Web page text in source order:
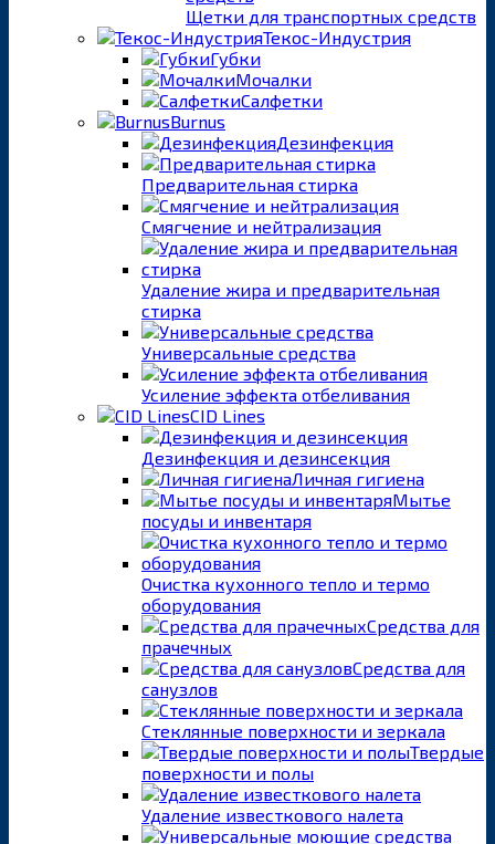
Щетки для транспортных средств
Текос-Индустрия
Губки
Мочалки
Салфетки
Burnus
Дезинфекция
Предварительная стирка
Смягчение и нейтрализация
Удаление жира и предварительная
стирка
Универсальные средства
Усиление эффекта отбеливания
CID Lines
Дезинфекция и дезинсекция
Личная гигиена
Мытье
посуды и инвентаря
Очистка кухонного тепло и термо
оборудования
Средства для
прачечных
Средства для
санузлов
Стеклянные поверхности и зеркала
Твердые
поверхности и полы
Удаление известкового налета